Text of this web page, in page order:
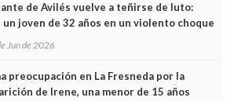
de Avilés vuelve a teñirse de luto:
un joven de 32 años en un violento choque
Jun de 2026
preocupación en La Fresneda por la
de Irene, una menor de 15 años